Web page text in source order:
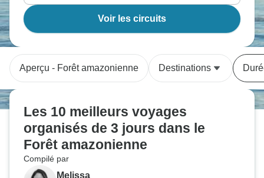
Voir les circuits
Aperçu - Forêt amazonienne Destinations
Les 10 meilleurs voyages
organisés de 3 jours dans le
Forêt amazonienne
Compilé par
Melissa